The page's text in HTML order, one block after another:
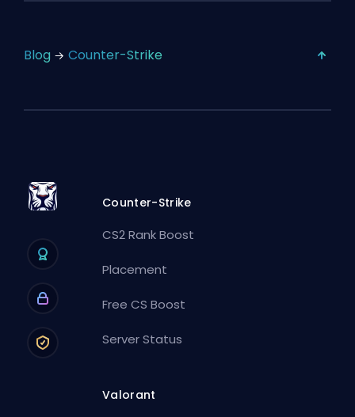
Blog Counter-Strike
Counter-Strike
CS2 Rank Boost
Placement
Free CS Boost
Server Status
Valorant